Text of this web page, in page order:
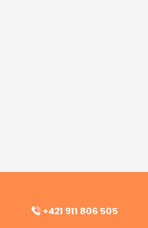
+421 911 806 505